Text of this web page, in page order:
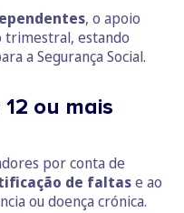
, o apoio
trimestral, estando
a Segurança Social.
ou mais
por conta de
de faltase ao
ou doença crónica.